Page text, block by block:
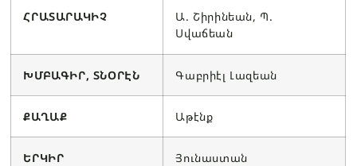
ՀՐԱՏԱՐԱԿԻՉ
Ա. Շիրինեան, Պ.
Սվաճեան
ԽՄԲԱԳԻՐ, ՏՆՕՐԷՆ Գաբրիէլ Լազեան
ՔԱՂԱՔ Աթէնք
ԵՐԿԻՐ Յունաստան